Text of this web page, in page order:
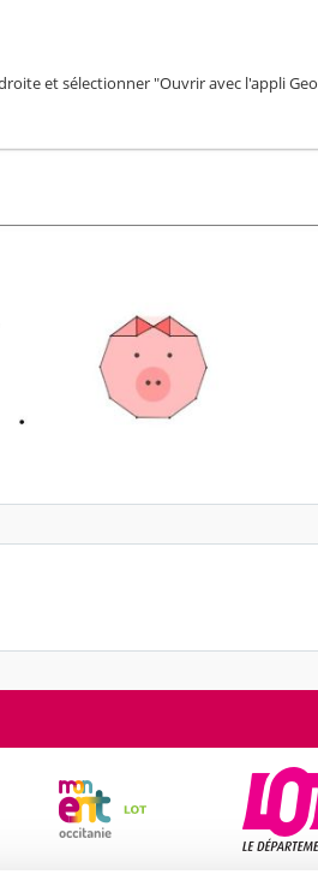
et sélectionner "Ouvrir avec l'appli